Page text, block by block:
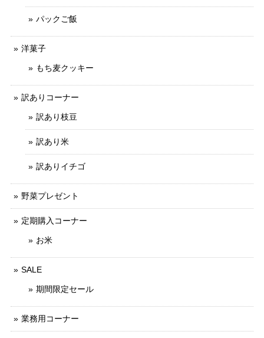
パックご飯
洋菓子
もち麦クッキー
訳ありコーナー
訳あり枝豆
訳あり米
訳ありイチゴ
野菜プレゼント
定期購入コーナー
お米
SALE
期間限定セール
業務用コーナー